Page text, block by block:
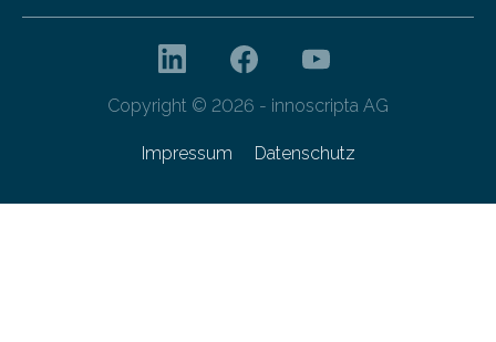
Copyright © 2026 - innoscripta AG
Impressum Datenschutz